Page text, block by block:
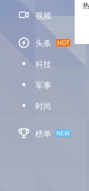
 视频
 头条 HOT
D 科技
D 军事
D 时尚
 榜单 NEW